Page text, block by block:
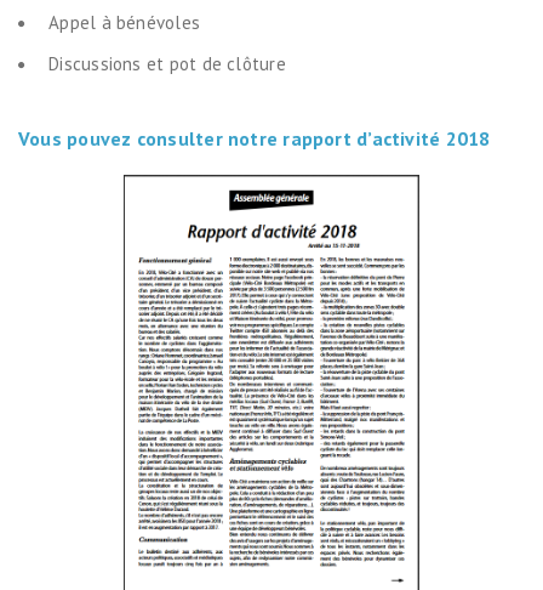
Appel à bénévoles
Discussions et pot de clôture
Vous pouvez consulter notre rapport d’activité 2018